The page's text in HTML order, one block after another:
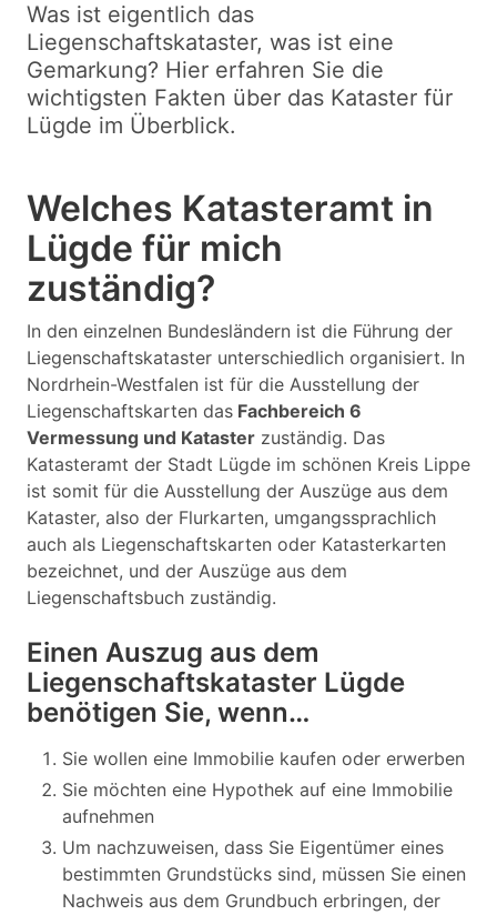
Was ist eigentlich das
Liegenschaftskataster, was ist eine
Gemarkung? Hier erfahren Sie die
wichtigsten Fakten über das Kataster für
Lügde im Überblick.
Welches Katasteramt in
Lügde für mich
zuständig?
In den einzelnen Bundesländern ist die Führung der
Liegenschaftskataster unterschiedlich organisiert. In
Nordrhein-Westfalen ist für die Ausstellung der
Liegenschaftskarten das Fachbereich 6
Vermessung und Kataster zuständig. Das
Katasteramt der Stadt Lügde im schönen Kreis Lippe
ist somit für die Ausstellung der Auszüge aus dem
Kataster, also der Flurkarten, umgangssprachlich
auch als Liegenschaftskarten oder Katasterkarten
bezeichnet, und der Auszüge aus dem
Liegenschaftsbuch zuständig.
Einen Auszug aus dem
Liegenschaftskataster Lügde
benötigen Sie, wenn…
Sie wollen eine Immobilie kaufen oder erwerben
Sie möchten eine Hypothek auf eine Immobilie
aufnehmen
Um nachzuweisen, dass Sie Eigentümer eines
bestimmten Grundstücks sind, müssen Sie einen
Nachweis aus dem Grundbuch erbringen, der